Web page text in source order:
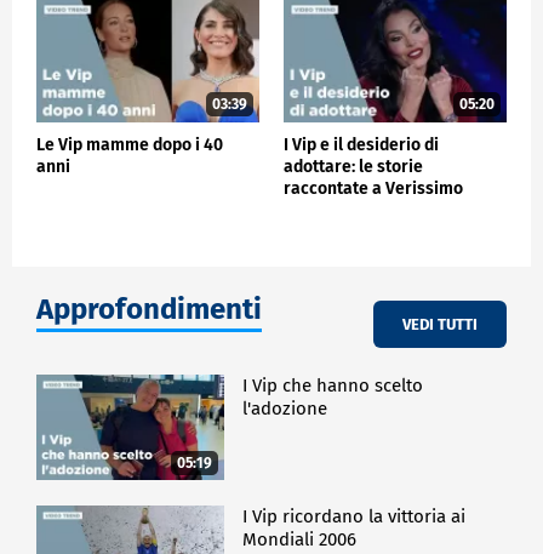
03:39
Le Vip mamme dopo i 40
anni
05:20
I Vip e il desiderio di
adottare: le storie
raccontate a Verissimo
Approfondimenti VEDI TUTTI
05:19
I Vip che hanno scelto
l'adozione
I Vip ricordano la vittoria ai
Mondiali 2006